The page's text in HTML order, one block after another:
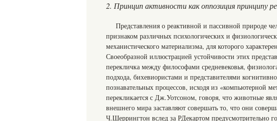
2. Принцип активности как оппозиция принципу
Представления о реактивной и пассивной природе
признаком различных психологических и
механистического материализма, для которого
Своеобразной иллюстрацией устойчивости этих
перекличка между философами средневековья,
подхода, бихевиористами и представителями
познавательных процессов, исходя из «компьютерной
перекликается с Дж.Уотсоном, говоря, что животные
внешнего мира заставляют совершать то, что они
Ч.Шеррингтон вслед за РДекартом предусмотрительно